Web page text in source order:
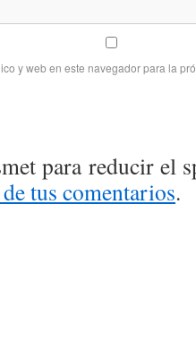
y web en este navegador para la
para reducir el
tus comentarios.